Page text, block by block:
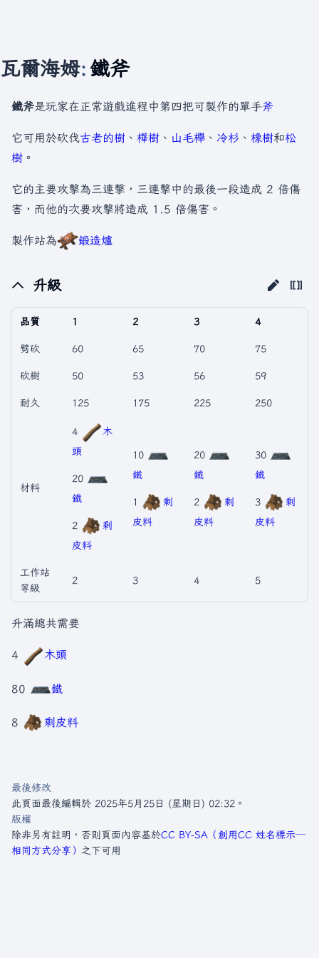
瓦爾海姆: 鐵斧
鐵斧是玩家在正常遊戲進程中第四把可製作的單手斧
它可用於砍伐古老的樹 、 樺樹 、 山毛櫸 、 冷杉 、 橡樹和松
樹 。
它的主要攻擊為三連擊，三連擊中的最後一段造成 2 倍傷
害，而他的次要攻擊將造成 1.5 倍傷害。
製作站為 鍛造爐
升級
品質 1 2 3 4
劈砍 60 65 70 75
砍樹 50 53 56 59
耐久 125 175 225 250
材料
4
木
頭
20
鐵
2
剩
皮料
10
鐵
1
剩
皮料
20
鐵
2
剩
皮料
30
鐵
3
剩
皮料
工作站
等級
2 3 4 5
升滿總共需要
4 木頭
80 鐵
8 剩皮料
最後修改
此頁面最後編輯於 2025年5月25日 (星期日) 02:32。
版權
除非另有註明，否則頁面內容基於CC BY-SA（創用CC 姓名標示─
相同方式分享） 之下可用